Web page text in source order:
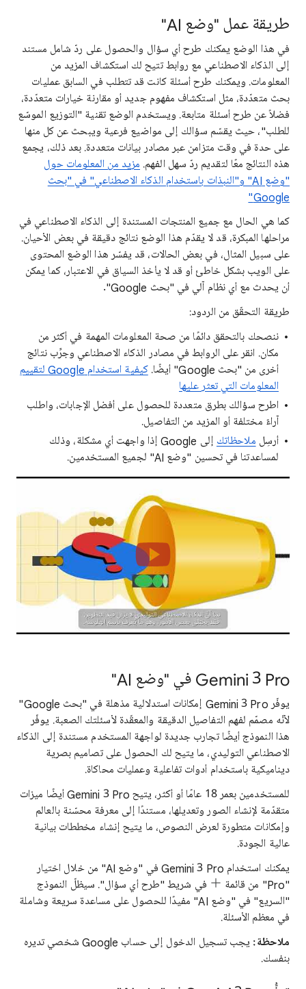
طريقة عمل "وضع AI"
في هذا الوضع يمكنك طرح أي سؤال والحصول على ردّ شامل مستند
إلى الذكاء الاصطناعي مع روابط تتيح لك استكشاف المزيد من
المعلومات. ويمكنك طرح أسئلة كانت قد تتطلب في السابق عمليات
بحث متعدّدة، مثل استكشاف مفهوم جديد أو مقارنة خيارات متعدّدة،
فضلاً عن طرح أسئلة متابعة. ويستخدم الوضع تقنية "التوزيع الموسّع
للطلب"، حيث يقسّم سؤالك إلى مواضيع فرعية ويبحث عن كل منها
على حدة في وقت متزامن عبر مصادر بيانات متعددة. بعد ذلك، يجمع
هذه النتائج معًا لتقديم ردّ سهل الفهم. مزيد من المعلومات حول
"وضع AI" و"النبذات باستخدام الذكاء الاصطناعي" في "بحث
Google"
كما هي الحال مع جميع المنتجات المستندة إلى الذكاء الاصطناعي في
مراحلها المبكرة، قد لا يقدّم هذا الوضع نتائج دقيقة في بعض الأحيان.
على سبيل المثال، في بعض الحالات، قد يفسّر هذا الوضع المحتوى
على الويب بشكل خاطئ أو قد لا يأخذ السياق في الاعتبار، كما يمكن
أن يحدث مع أي نظام آلي في "بحث Google".
طريقة التحقّق من الردود:
ننصحك بالتحقق دائمًا من صحة المعلومات المهمة في أكثر من
مكان. انقر على الروابط في مصادر الذكاء الاصطناعي وجرِّب نتائج
أخرى من "بحث Google" أيضًا.
كيفية استخدام Google لتقييم
المعلومات التي تعثر عليها
اطرح سؤالك بطرق متعددة للحصول على أفضل الإجابات، واطلب
آراءً مختلفة أو المزيد من التفاصيل.
أرسِل ملاحظاتك
إلى Google إذا واجهت أي مشكلة، وذلك
لمساعدتنا في تحسين "وضع AI" لجميع المستخدمين.
‫Gemini 3 Pro في "وضع AI"
يوفّر Gemini 3 Pro إمكانات استدلالية مذهلة في "بحث Google"
لأنّه مصمّم لفهم التفاصيل الدقيقة والمعقّدة لأسئلتك الصعبة. يوفّر
هذا النموذج أيضًا تجارب جديدة لواجهة المستخدم مستندة إلى الذكاء
الاصطناعي التوليدي، ما يتيح لك الحصول على تصاميم بصرية
ديناميكية باستخدام أدوات تفاعلية وعمليات محاكاة.
للمستخدمين بعمر 18 عامًا أو أكثر، يتيح Gemini 3 Pro أيضًا ميزات
متقدّمة لإنشاء الصور وتعديلها، مستندًا إلى معرفة محسّنة بالعالم
وإمكانات متطورة لعرض النصوص، ما يتيح إنشاء مخططات بيانية
عالية الجودة.
يمكنك استخدام Gemini 3 Pro في "وضع AI" من خلال اختيار
"Pro" من قائمة
في شريط "طرح أي سؤال". سيظلّ النموذج
"السريع" في "وضع AI" مفيدًا للحصول على مساعدة سريعة وشاملة
في معظم الأسئلة.
ملاحظة:
يجب تسجيل الدخول إلى حساب Google شخصي تديره
بنفسك.